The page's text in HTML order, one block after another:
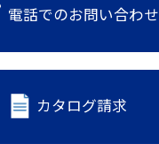
電話でのお問い合わせ
カタログ請求